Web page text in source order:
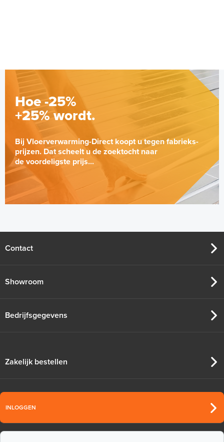
Hoe -25%
+25% wordt.
Bij Vloerverwarming-Direct koopt u tegen fabrieks-
prijzen. Dat scheelt u de zoektocht naar
de voordeligste prijs...
Contact
Showroom
Bedrijfsgegevens
Zakelijk bestellen
INLOGGEN